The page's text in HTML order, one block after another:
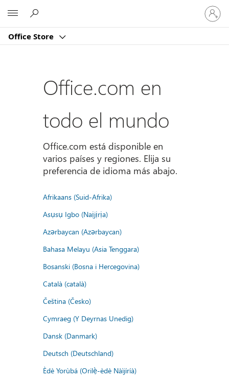
Office Store
Iniciar
sesión
en
cuenta
Office.com en
todo el mundo
Office.com está disponible en
varios países y regiones. Elija su
preferencia de idioma más abajo.
Afrikaans (Suid-Afrika)
Asụsụ Igbo (Naịjịrịa)
Azərbaycan (Azərbaycan)
Bahasa Melayu (Asia Tenggara)
Bosanski (Bosna i Hercegovina)
Català (català)
Čeština (Česko)
Cymraeg (Y Deyrnas Unedig)
Dansk (Danmark)
Deutsch (Deutschland)
Èdè Yorùbá (Orilẹ̀-èdè Nàìjíríà)